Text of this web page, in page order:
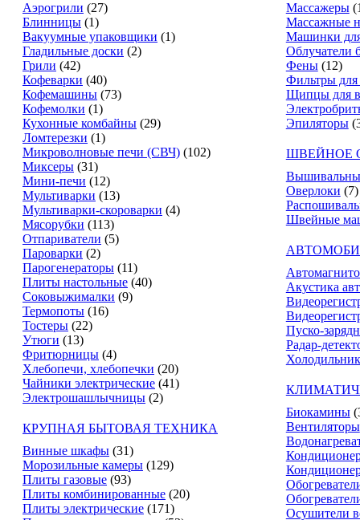
Аэрогрили (27)
Блинницы (1)
Вакуумные упаковщики (1)
Гладильные доски (2)
Грили (42)
Кофеварки (40)
Кофемашины (73)
Кофемолки (1)
Кухонные комбайны (29)
Ломтерезки (1)
Микроволновые печи (СВЧ) (102)
Миксеры (31)
Мини-печи (12)
Мультиварки (13)
Мультиварки-скороварки (4)
Мясорубки (113)
Отпариватели (5)
Пароварки (2)
Парогенераторы (11)
Плиты настольные (40)
Соковыжималки (9)
Термопоты (16)
Тостеры (22)
Утюги (13)
Фритюрницы (4)
Хлебопечи, хлебопечки (20)
Чайники электрические (41)
Электрошашлычницы (2)
КРУПНАЯ БЫТОВАЯ ТЕХНИКА
Винные шкафы (31)
Морозильные камеры (129)
Плиты газовые (93)
Плиты комбинированные (20)
Плиты электрические (171)
Массажеры
Массажные
Машинки
Облучатели
Фены (12)
Фильтры
Щипцы для
Эпиляторы
ШВЕЙНОЕ
Оверлоки (7)
Швейные
Акустика
Пуско-
Радар-
Биокамины
Вентиляторы
Осушители